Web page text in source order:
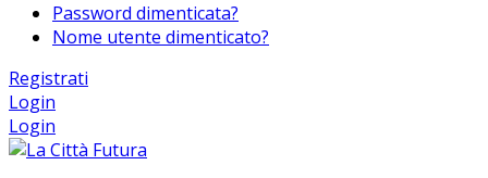
Password dimenticata?
Nome utente dimenticato?
Registrati
Login
Login